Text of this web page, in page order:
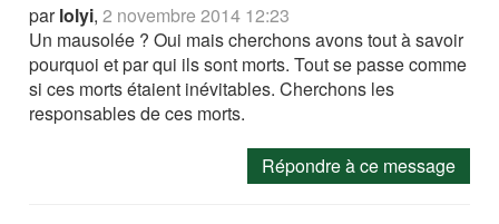
parlolyi,2 novembre 2014 12:23
Un mausolée ? Oui mais cherchons avons tout à savoir
pourquoi et par qui ils sont morts. Tout se passe comme
si ces morts étaient inévitables. Cherchons les
responsables de ces morts.
Répondre à ce message